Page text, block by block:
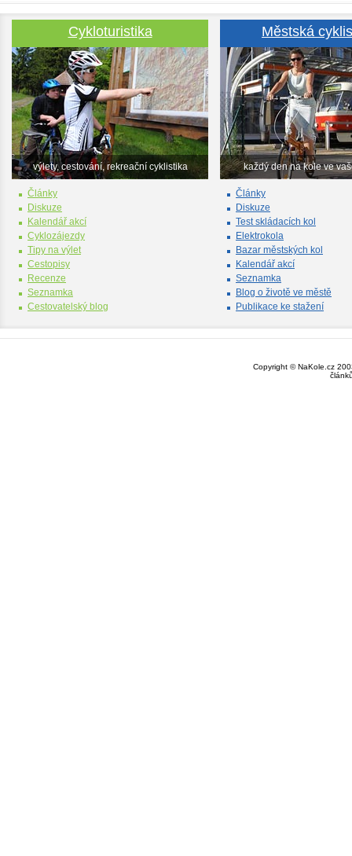
Cykloturistika
výlety, cestování, rekreační cyklistika
Články
Diskuze
Kalendář akcí
Cyklozájezdy
Tipy na výlet
Cestopisy
Recenze
Seznamka
Cestovatelský blog
Městská
každý den na kole ve
Články
Diskuze
Test skládacích kol
Elektrokola
Bazar městských kol
Kalendář akcí
Seznamka
Blog o životě ve městě
Publikace ke stažení
Copyright © NaKole.cz